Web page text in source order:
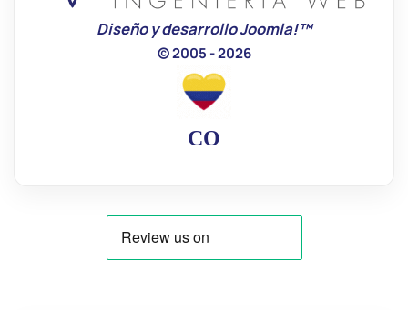
Diseño y desarrollo Joomla!™
© 2005 - 2026
CO